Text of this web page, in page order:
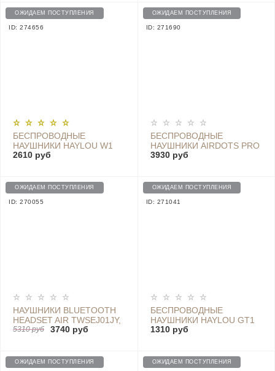
GOLD
ОЖИДАЕМ ПОСТУПЛЕНИЯ
ID: 274656
БЕСПРОВОДНЫЕ
НАУШНИКИ HAYLOU W1
WHITE
2610 руб
ОЖИДАЕМ ПОСТУПЛЕНИЯ
ID: 271690
БЕСПРОВОДНЫЕ
НАУШНИКИ AIRDOTS PRO
2S - TWSEJ05WM WHITE
3930 руб
ОЖИДАЕМ ПОСТУПЛЕНИЯ
ID: 270055
НАУШНИКИ BLUETOOTH
HEADSET AIR TWSEJ01JY,
WHITE
5310 руб 3740 руб
ОЖИДАЕМ ПОСТУПЛЕНИЯ
ID: 271041
БЕСПРОВОДНЫЕ
НАУШНИКИ HAYLOU GT1
WHITE
1310 руб
ОЖИДАЕМ ПОСТУПЛЕНИЯ ОЖИДАЕМ ПОСТУПЛЕНИЯ